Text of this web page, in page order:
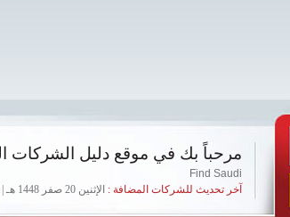
مرحباً بك في موقع دليل الشركات
Find Saudi
آخر تحديث للشركات المضافة : الإثنين 20 صفر 1448 هـ | 3 أغسطس 2026 م